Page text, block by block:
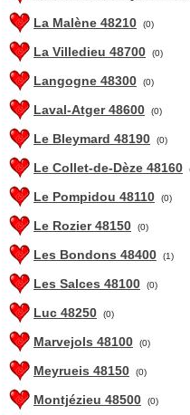
La Malène 48210
(0)
La Villedieu 48700 (0)
Langogne 48300 (0)
Laval-Atger 48600 (0)
Le Bleymard 48190 (0)
Le Collet-de-Dèze 48160
Le Pompidou 48110 (0)
Le Rozier 48150 (0)
Les Bondons 48400 (1)
Les Salces 48100 (0)
Luc 48250 (0)
Marvejols 48100 (0)
Meyrueis 48150 (0)
Montjézieu 48500 (0)